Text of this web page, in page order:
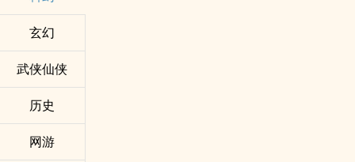
玄幻
武侠仙侠
历史
网游